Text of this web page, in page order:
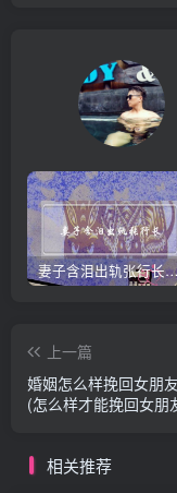
妻子含泪出轨张行长 她说
上一篇
婚姻怎么样挽回女朋
(怎么样才能挽回女朋
相关推荐